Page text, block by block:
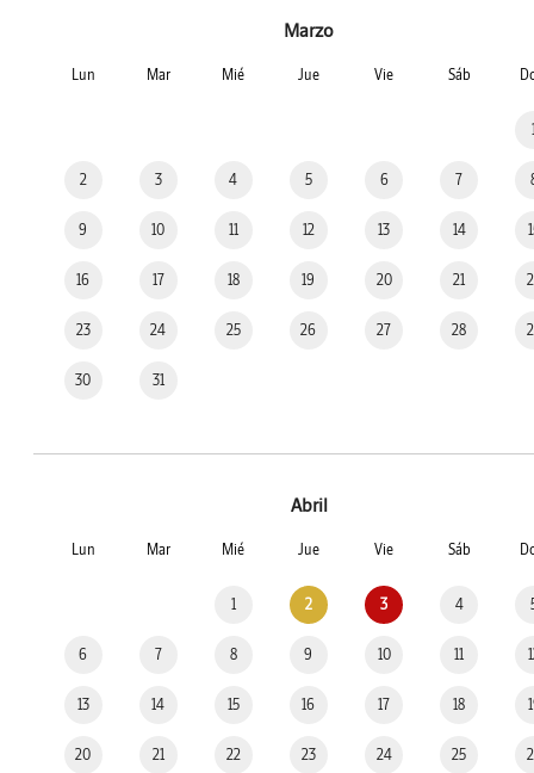
Marzo
Lun Mar Mié Jue Vie Sáb
2 3 4 5 6 7
9 10 11 12 13 14
16 17 18 19 20 21
23 24 25 26 27 28
30 31
Abril
Lun Mar Mié Jue Vie Sáb
1 2 3 4
6 7 8 9 10 11
13 14 15 16 17 18
20 21 22 23 24 25